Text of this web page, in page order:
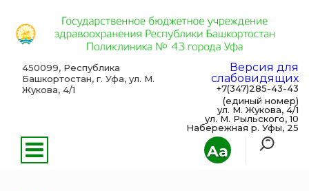
Aa
450099, Республика
Башкортостан, г. Уфа, ул. М.
Жукова, 4/1
Версия для
слабовидящих
+7(347)285-43-43
(единый номер)
ул. М. Жукова, 4/1
ул. М. Рыльского, 10
Набережная р. Уфы, 25